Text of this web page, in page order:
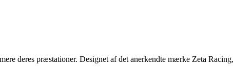
deres præstationer. Designet af det anerkendte mærke Zeta